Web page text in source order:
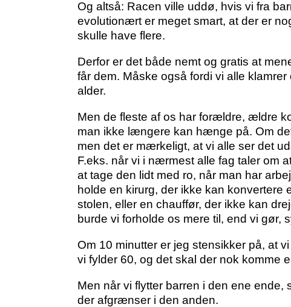
Og altså: Racen ville uddø, hvis vi fra
evolutionært er meget smart, at der er
skulle have flere.
Derfor er det både nemt og gratis at
får dem. Måske også fordi vi alle
alder.
Men de fleste af os har forældre, ældre
man ikke længere kan hænge på. Om
men det er mærkeligt, at vi alle ser det
F.eks. når vi i nærmest alle fag taler om
at tage den lidt med ro, når man har
holde en kirurg, der ikke kan konvertere
stolen, eller en chauffør, der ikke kan
burde vi forholde os mere til, end vi gør,
Om 10 minutter er jeg stensikker på, at
vi fylder 60, og det skal der nok komme
Men når vi flytter barren i den ene
der afgrænser i den anden.